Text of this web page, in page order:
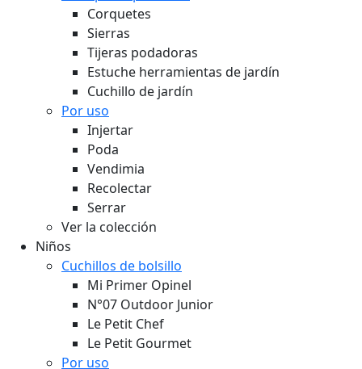
Corquetes
Sierras
Tijeras podadoras
Estuche herramientas de jardín
Cuchillo de jardín
Por uso
Injertar
Poda
Vendimia
Recolectar
Serrar
Ver la colección
Niños
Cuchillos de bolsillo
Mi Primer Opinel
N°07 Outdoor Junior
Le Petit Chef
Le Petit Gourmet
Por uso